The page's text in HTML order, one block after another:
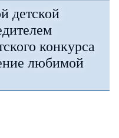
детской
конкурса
любимой